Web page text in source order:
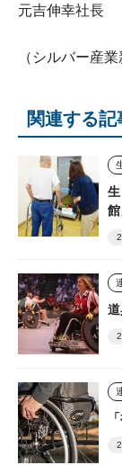
元吉伸幸社長
（シルバー産
関連する記
館